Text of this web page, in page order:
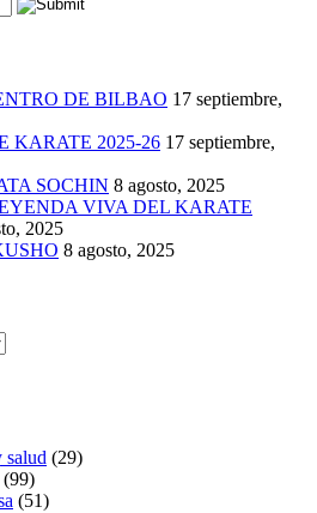
DE BILBAO 17 septiembre,
KARATE 2025-26 17 septiembre,
SOCHIN 8 agosto, 2025
VIVA DEL KARATE
2025
8 agosto, 2025
salud (29)
(99)
(51)